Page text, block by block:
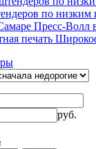
по низким
Пресс-Волл
руб.